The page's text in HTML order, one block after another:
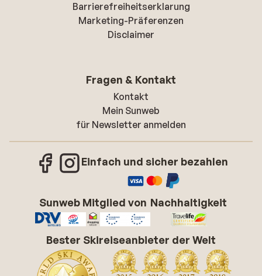
Barrierefreiheitserklarung
Marketing-Präferenzen
Disclaimer
Fragen & Kontakt
Kontakt
Mein Sunweb
für Newsletter anmelden
Einfach und sicher bezahlen
Sunweb Mitglied von Nachhaltigkeit
Bester Skireiseanbieter der Welt